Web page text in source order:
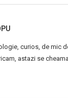
curios, de mic
astazi se